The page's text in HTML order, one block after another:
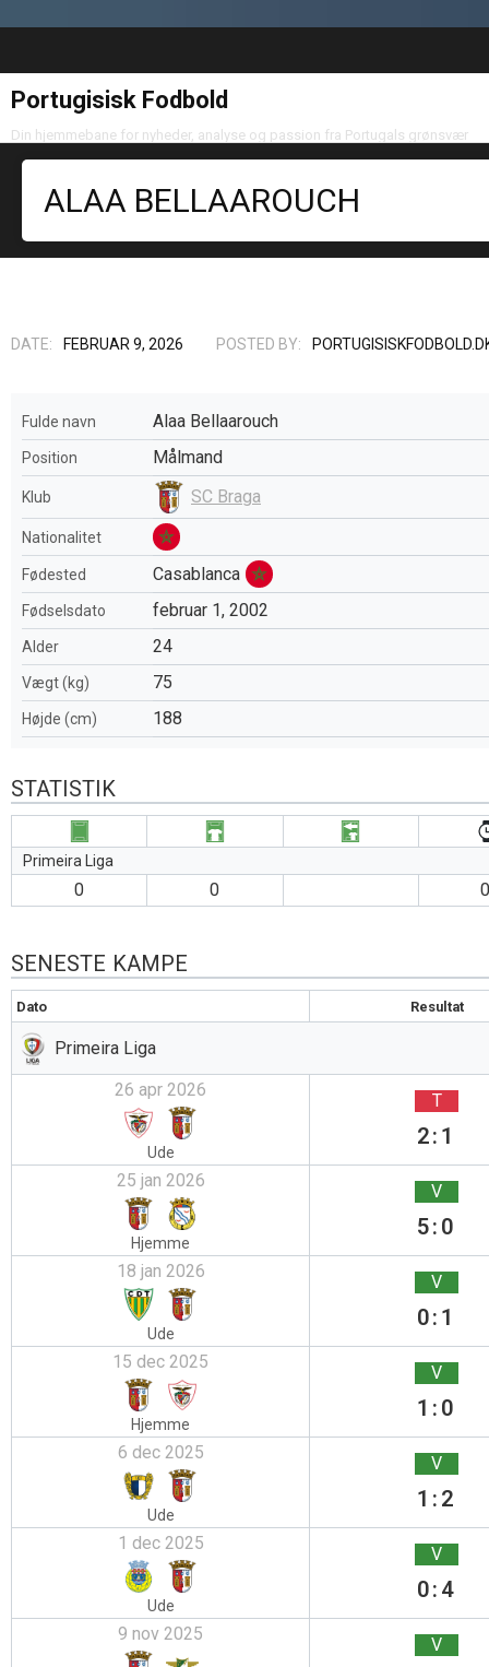
Portugisisk Fodbold
Din hjemmebane for nyheder, analyse og passion fra Portugals grønsvær
ALAA BELLAAROUCH
DATE: FEBRUAR 9, 2026 POSTED BY:
Fulde navn Alaa Bellaarouch
Position Målmand
Klub SC Braga
Nationalitet
Fødested Casablanca
Fødselsdato februar 1, 2002
Alder 24
Vægt (kg) 75
Højde (cm) 188
STATISTIK
Primeira Liga
0 0
SENESTE KAMPE
Dato Resultat
Primeira Liga
26 apr 2026
Ude
T
2:1
25 jan 2026
Hjemme
V
5:0
18 jan 2026
Ude
V
0:1
15 dec 2025
Hjemme
V
1:0
6 dec 2025
Ude
V
1:2
1 dec 2025
Ude
V
0:4
9 nov 2025 V